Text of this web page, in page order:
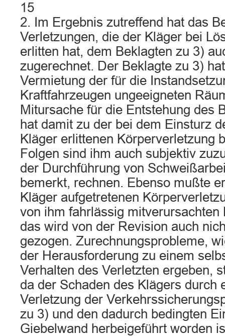
15
2. Im Ergebnis zutreffend hat das
Verletzungen, die der Kläger bei
erlitten hat, dem Beklagten zu 3)
zugerechnet. Der Beklagte zu 3)
Vermietung der für die
Kraftfahrzeugen ungeeigneten
Mitursache für die Entstehung des
hat damit zu der bei dem Einsturz
Kläger erlittenen Körperverletzung
Folgen sind ihm auch subjektiv
der Durchführung von
bemerkt, rechnen. Ebenso mußte
Kläger aufgetretenen
von ihm fahrlässig mitverursachten
das wird von der Revision auch
gezogen. Zurechnungsprobleme,
der Herausforderung zu einem
Verhalten des Verletzten ergeben,
da der Schaden des Klägers durch
Verletzung der
zu 3) und den dadurch bedingten
Giebelwand herbeigeführt worden